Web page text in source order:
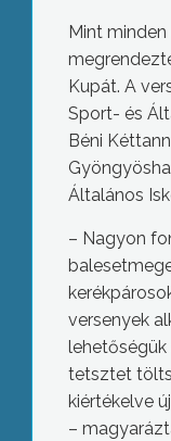
Mint
Kupát. A
Sport- és
Béni
Általános
– Nagyon
versenyek
lehetőségük
tetsztet
kiértékelve
–